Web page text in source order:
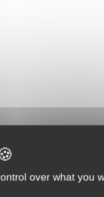
aussi...
over what you